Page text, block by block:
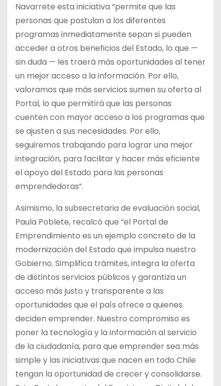
Navarrete esta iniciativa “permite que las
personas que postulan a los diferentes
programas inmediatamente sepan si pueden
acceder a otros beneficios del Estado, lo que —
sin duda — les traerá más oportunidades al tener
un mejor acceso a la información. Por ello,
valoramos que más servicios sumen su oferta al
Portal, lo que permitirá que las personas
cuenten con mayor acceso a los programas que
se ajusten a sus necesidades. Por ello,
seguiremos trabajando para lograr una mejor
integración, para facilitar y hacer más eficiente
el apoyo del Estado para las personas
emprendedoras”.
Asimismo, la subsecretaria de evaluación social,
Paula Poblete, recalcó que “el Portal de
Emprendimiento es un ejemplo concreto de la
modernización del Estado que impulsa nuestro
Gobierno. Simplifica trámites, integra la oferta
de distintos servicios públicos y garantiza un
acceso más justo y transparente a las
oportunidades que el país ofrece a quienes
deciden emprender. Nuestro compromiso es
poner la tecnología y la información al servicio
de la ciudadanía, para que emprender sea más
simple y las iniciativas que nacen en todo Chile
tengan la oportunidad de crecer y consolidarse.